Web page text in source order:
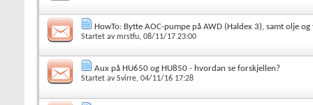
HowTo: Bytte AOC-pumpe på AWD (Haldex 3), samt olje
Startet avmrstfu, 08/11/17 23:00
Aux på HU650 og HU850 - hvordan se forskjellen?
Startet avSvirre, 04/11/16 17:28